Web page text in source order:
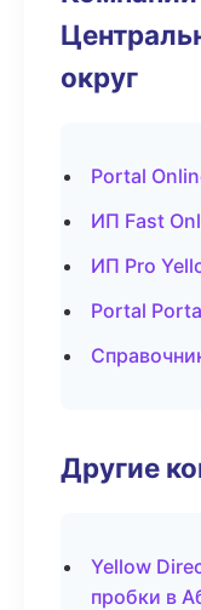
округ
Portal
ИП Fast
ИП Pro
Portal
Другие
Yellow
пробки в